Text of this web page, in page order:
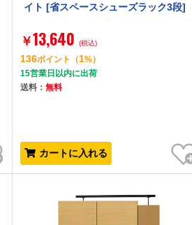
イト [省スペースシューズラック3段]
￥13,640 (税込)
136ポイント （1%）
15営業日以内に出荷
送料：無料
カートに入れる
お気に入り